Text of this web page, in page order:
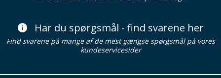
Har du spørgsmål - find svarene her
Find svarene på mange af de mest gængse spørgsmål på vores
kundeservicesider